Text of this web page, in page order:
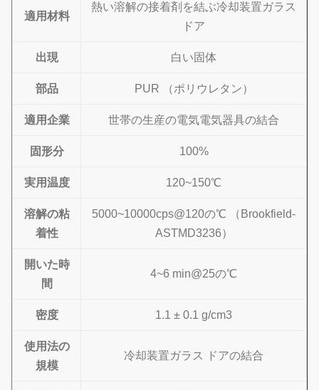
適用材料
熱い溶解の接着剤を結ぶ冷却装置ガラス
ドア
出現 白い固体
部品 PUR （ポリウレタン）
適用企業 世帯の生産の電気電気器具の結合
固形分 100%
実用温度 120~150℃
溶解の粘
着性
5000~10000cps@120の℃ （Brookfield-
ASTMD3236）
開いた時
間
4~6 min@25の℃
密度 1.1 ± 0.1 g/cm3
使用法の
規模
冷却装置ガラス ドアの結合